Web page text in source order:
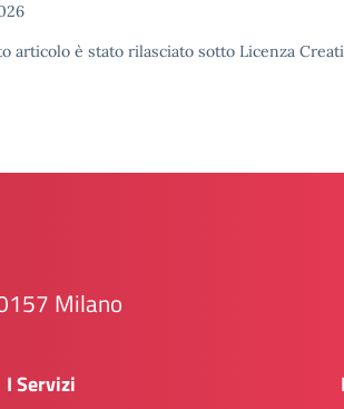
articolo è stato rilasciato sotto Licenza
Milano
I Servizi